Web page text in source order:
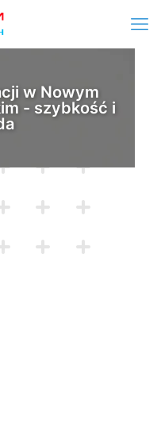
w Nowym
- szybkość i